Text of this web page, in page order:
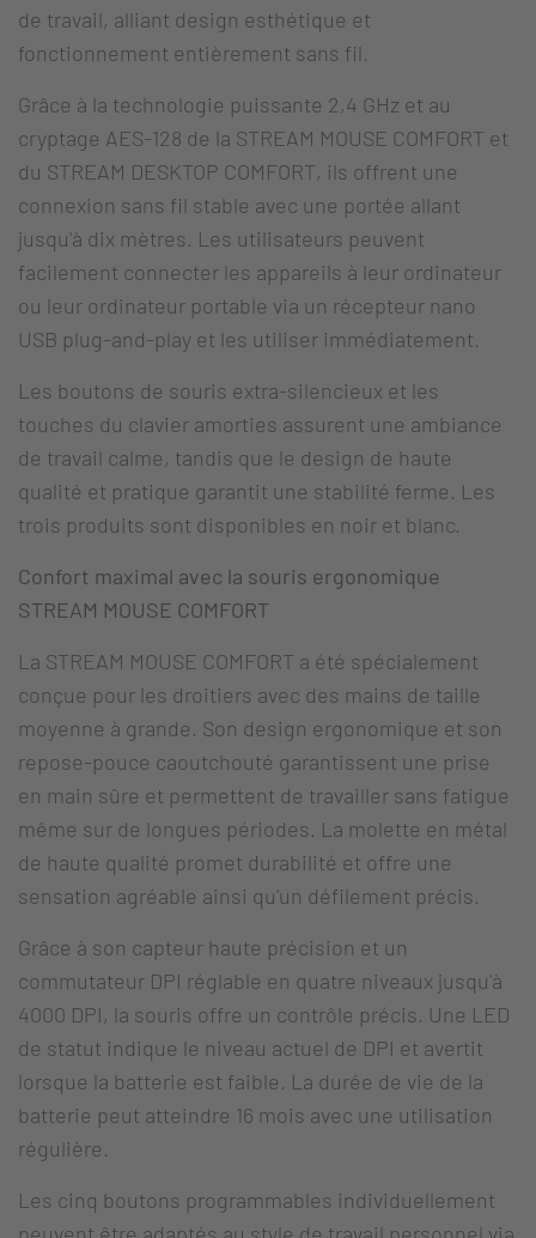
de travail, alliant design esthétique et
fonctionnement entièrement sans fil.
Grâce à la technologie puissante 2,4 GHz et au
cryptage AES-128 de la STREAM MOUSE COMFORT et
du STREAM DESKTOP COMFORT, ils offrent une
connexion sans fil stable avec une portée allant
jusqu'à dix mètres. Les utilisateurs peuvent
facilement connecter les appareils à leur ordinateur
ou leur ordinateur portable via un récepteur nano
USB plug-and-play et les utiliser immédiatement.
Les boutons de souris extra-silencieux et les
touches du clavier amorties assurent une ambiance
de travail calme, tandis que le design de haute
qualité et pratique garantit une stabilité ferme. Les
trois produits sont disponibles en noir et blanc.
Confort maximal avec la souris ergonomique
STREAM MOUSE COMFORT
La STREAM MOUSE COMFORT a été spécialement
conçue pour les droitiers avec des mains de taille
moyenne à grande. Son design ergonomique et son
repose-pouce caoutchouté garantissent une prise
en main sûre et permettent de travailler sans fatigue
même sur de longues périodes. La molette en métal
de haute qualité promet durabilité et offre une
sensation agréable ainsi qu'un défilement précis.
Grâce à son capteur haute précision et un
commutateur DPI réglable en quatre niveaux jusqu'à
4000 DPI, la souris offre un contrôle précis. Une LED
de statut indique le niveau actuel de DPI et avertit
lorsque la batterie est faible. La durée de vie de la
batterie peut atteindre 16 mois avec une utilisation
régulière.
Les cinq boutons programmables individuellement